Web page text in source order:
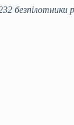
безпілотники